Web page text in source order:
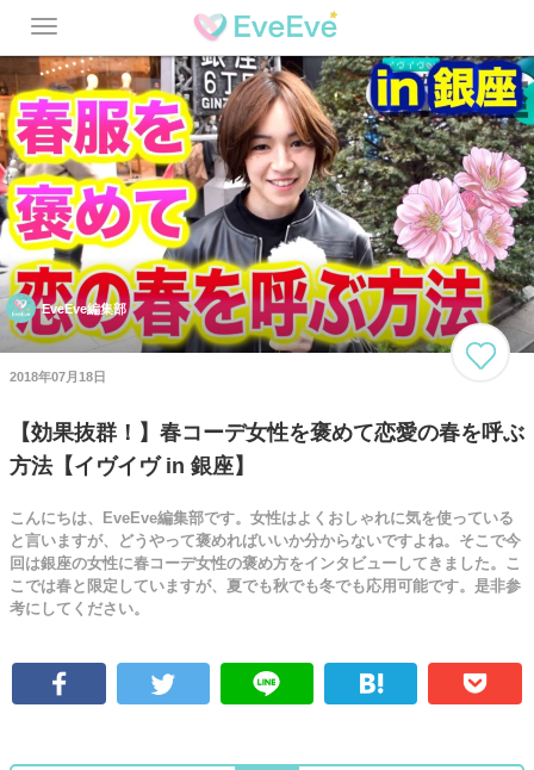
Toggle
navigation
EveEve編集部
2018年07月18日
【効果抜群！】春コーデ女性を褒めて恋愛の春を呼ぶ
方法【イヴイヴ in 銀座】
こんにちは、EveEve編集部です。女性はよくおしゃれに気を使っている
と言いますが、どうやって褒めればいいか分からないですよね。そこで今
回は銀座の女性に春コーデ女性の褒め方をインタビューしてきました。こ
こでは春と限定していますが、夏でも秋でも冬でも応用可能です。是非参
考にしてください。